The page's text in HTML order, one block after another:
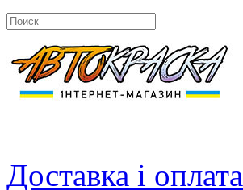
Доставка і оплата